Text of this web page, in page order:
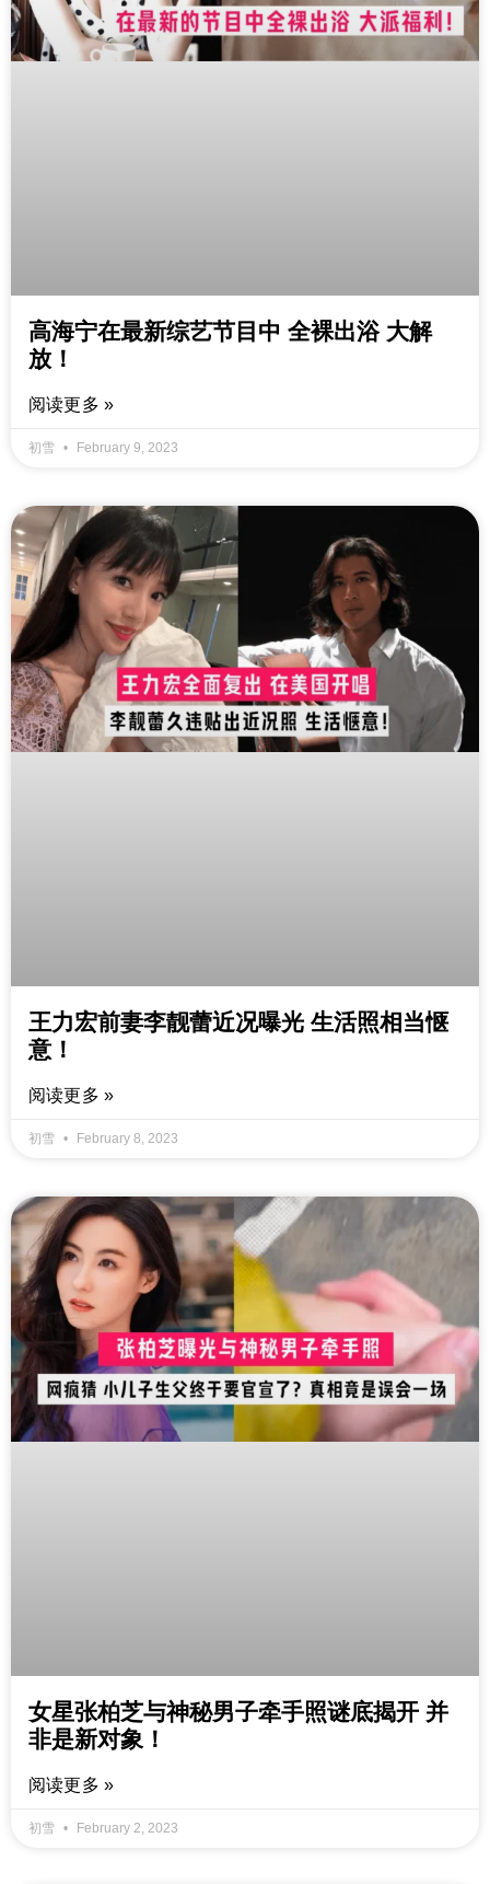
高海宁在最新综艺节目中 全裸出浴 大解
放！
阅读更多 »
初雪 February 9, 2023
王力宏前妻李靓蕾近况曝光 生活照相当惬
意！
阅读更多 »
初雪 February 8, 2023
女星张柏芝与神秘男子牵手照谜底揭开 并
非是新对象！
阅读更多 »
初雪 February 2, 2023